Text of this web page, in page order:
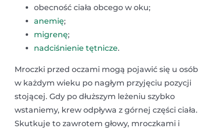
obecność ciała obcego w oku;
anemię;
migrenę;
nadciśnienie tętnicze.
Mroczki przed oczami mogą pojawić się u osób
w każdym wieku po nagłym przyjęciu pozycji
stojącej. Gdy po dłuższym leżeniu szybko
wstaniemy, krew odpływa z górnej części ciała.
Skutkuje to zawrotem głowy, mroczkami i